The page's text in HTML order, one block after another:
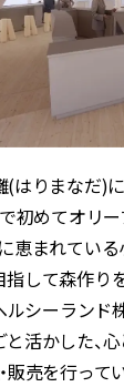
はりまなだ)に
で初めてオ
恵まれてい
して森作り
ルシーランド
活かした、
販売を行って